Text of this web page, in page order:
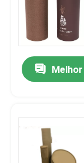
Caixa de
Caixa de
Embalagem
Impressão
Caixas